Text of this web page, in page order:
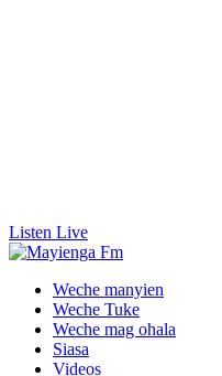
Listen Live
Weche manyien
Weche Tuke
Weche mag ohala
Siasa
Videos